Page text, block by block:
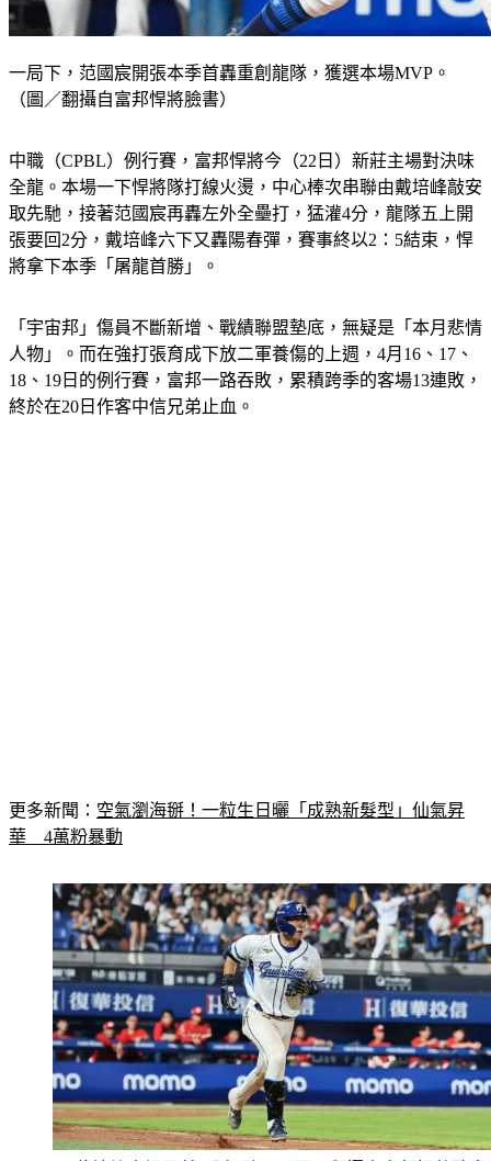
（圖／翻攝自富邦悍將臉書）
全龍。本場一下悍將隊打線火燙，中心棒次串聯由戴培峰敲安
取先馳，接著范國宸再轟左外全壘打，猛灌4分，龍隊五上開
張要回2分，戴培峰六下又轟陽春彈，賽事終以2：5結束，悍
將拿下本季「屠龍首勝」。
人物」。而在強打張育成下放二軍養傷的上週，4月16、17、
18、19日的例行賽，富邦一路吞敗，累積跨季的客場13連敗，
終於在20日作客中信兄弟止血。
華　4萬粉暴動
戴培峰本場貢獻2分打點。（圖／翻攝自富邦悍將臉書